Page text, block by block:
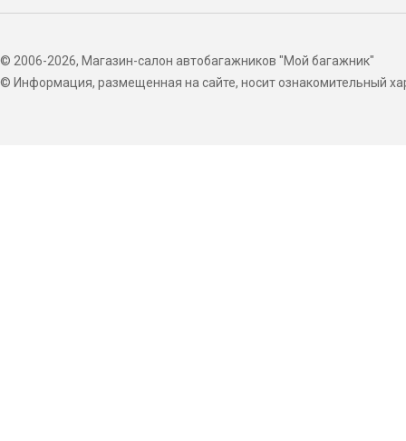
© 2006-2026, Магазин-салон автобагажников "Мой багажник"
© Информация, размещенная на сайте, носит ознакомительный